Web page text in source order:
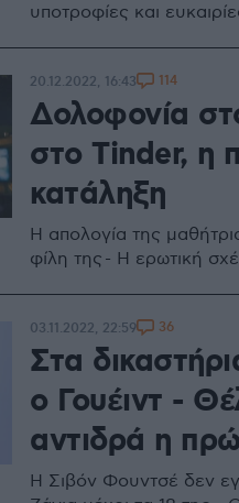
υποτροφίες και
Δολοφονία
στο Tinder, η
κατάληξη
Η απολογία της
φίλη της - Η ερωτική
20.12.2022, 16:43 114
Στα
ο Γουέιντ -
αντιδρά η
Η Σιβόν Φουντσέ δεν
03.11.2022, 22:59 36